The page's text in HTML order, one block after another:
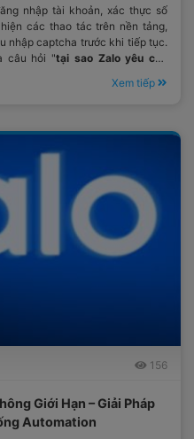
nhập tài khoản, xác thực số
các thao tác trên nền tảng,
nhập captcha trước khi tiếp tục.
câu hỏi "tại sao Zalo yêu cầu
Xem tiếp
156
Giới Hạn – Giải Pháp
Automation